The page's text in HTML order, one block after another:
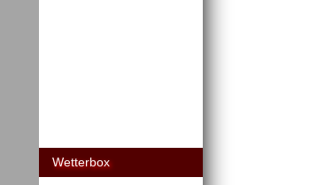
Wetterbox